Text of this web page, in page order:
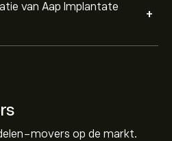
van Aap Implantate
+
movers op de markt.